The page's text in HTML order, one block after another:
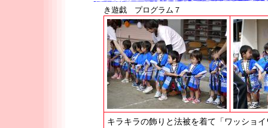
き遊戯 プログラム７
キラキラの飾りと法被を着て「ワッショ